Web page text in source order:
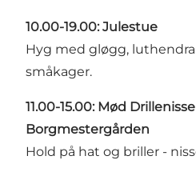
10.00-19.00: Julestue
Hyg med gløgg,
småkager.
11.00-15.00: Mød
Borgmestergården
Hold på hat og briller -